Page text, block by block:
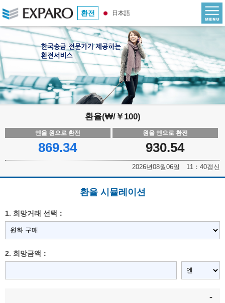
환전 日本語
환율(₩/￥100)
엔을 원으로 환전
869.34
원을 엔으로 환전
930.54
2026년08월06일 11：40갱신
환율 시뮬레이션
1. 희망거래 선택：
2. 희망금액：
-